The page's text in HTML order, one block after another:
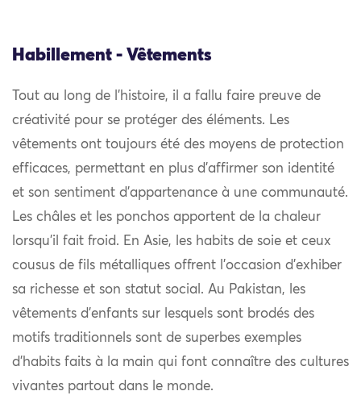
Habillement - Vêtements
Tout au long de l’histoire, il a fallu faire preuve de
créativité pour se protéger des éléments. Les
vêtements ont toujours été des moyens de protection
efficaces, permettant en plus d’affirmer son identité
et son sentiment d’appartenance à une communauté.
Les châles et les ponchos apportent de la chaleur
lorsqu’il fait froid. En Asie, les habits de soie et ceux
cousus de fils métalliques offrent l’occasion d’exhiber
sa richesse et son statut social. Au Pakistan, les
vêtements d’enfants sur lesquels sont brodés des
motifs traditionnels sont de superbes exemples
d’habits faits à la main qui font connaître des cultures
vivantes partout dans le monde.